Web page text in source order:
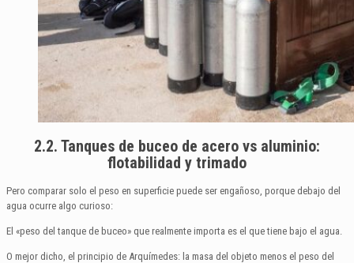
2.2. Tanques de buceo de acero vs aluminio:
flotabilidad y trimado
Pero comparar solo el peso en superficie puede ser engañoso, porque debajo del
agua ocurre algo curioso:
El «peso del tanque de buceo» que realmente importa es el que tiene bajo el agua.
O mejor dicho, el principio de Arquímedes: la masa del objeto menos el peso del